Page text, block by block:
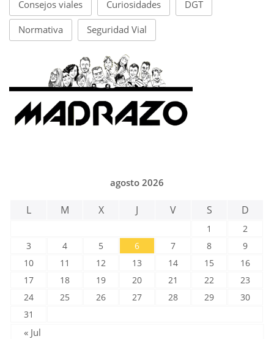
Consejos viales Curiosidades DGT
Normativa Seguridad Vial
agosto 2026
L M X J V S D
1
2
3
4 5 6 7 8
9
10
11 12 13 14 15
16
17
18 19 20 21 22
23
24
25 26 27 28 29
30
31
« Jul